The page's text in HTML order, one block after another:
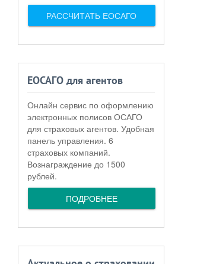
РАССЧИТАТЬ ЕОСАГО
ЕОСАГО для агентов
Онлайн сервис по оформлению
электронных полисов ОСАГО
для страховых агентов. Удобная
панель управления. 6
страховых компаний.
Вознаграждение до 1500
рублей.
ПОДРОБНЕЕ